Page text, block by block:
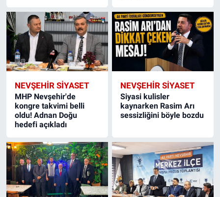
NEVŞEHIR SIYASET
MHP Nevşehir'de
kongre takvimi belli
oldu! Adnan Doğu
hedefi açıkladı
NEVŞEHIR SIYASET
Siyasi kulisler
kaynarken Rasim Arı
sessizliğini böyle bozdu